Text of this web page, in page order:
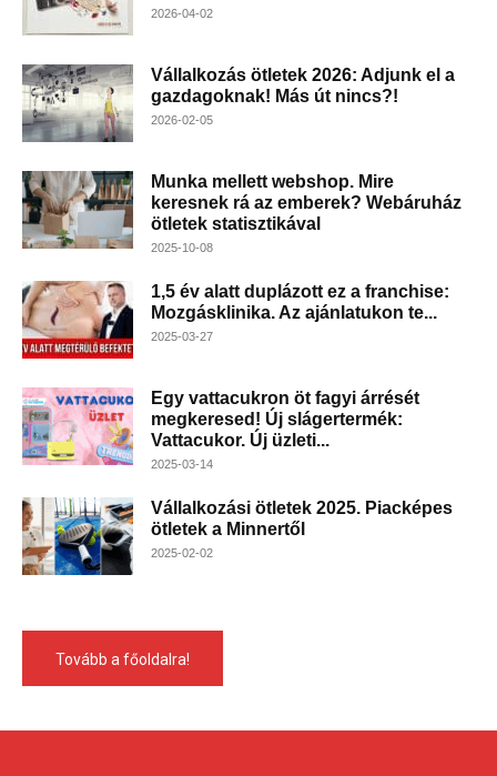
2026-04-02
Vállalkozás ötletek 2026: Adjunk el a
gazdagoknak! Más út nincs?!
2026-02-05
Munka mellett webshop. Mire
keresnek rá az emberek? Webáruház
ötletek statisztikával
2025-10-08
1,5 év alatt duplázott ez a franchise:
Mozgásklinika. Az ajánlatukon te...
2025-03-27
Egy vattacukron öt fagyi árrését
megkeresed! Új slágertermék:
Vattacukor. Új üzleti...
2025-03-14
Vállalkozási ötletek 2025. Piacképes
ötletek a Minnertől
2025-02-02
Tovább a főoldalra!